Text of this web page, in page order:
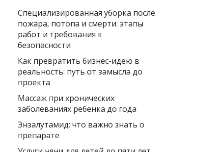
Специализированная уборка после
пожара, потопа и смерти: этапы
работ и требования к
безопасности
Как превратить бизнес-идею в
реальность: путь от замысла до
проекта
Массаж при хронических
заболеваниях ребенка до года
Энзалутамид: что важно знать о
препарате